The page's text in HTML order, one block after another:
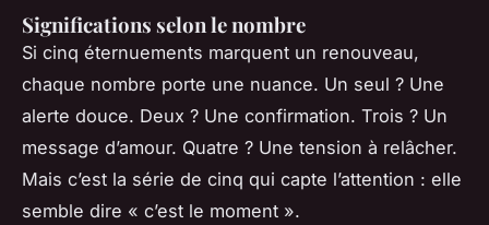
Significations selon le nombre
Si cinq éternuements marquent un renouveau,
chaque nombre porte une nuance. Un seul ? Une
alerte douce. Deux ? Une confirmation. Trois ? Un
message d’amour. Quatre ? Une tension à relâcher.
Mais c’est la série de cinq qui capte l’attention : elle
semble dire « c’est le moment ».